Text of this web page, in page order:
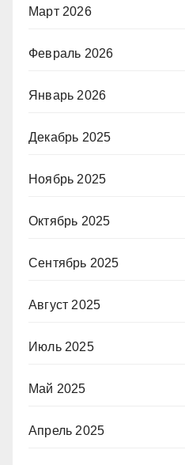
Март 2026
Февраль 2026
Январь 2026
Декабрь 2025
Ноябрь 2025
Октябрь 2025
Сентябрь 2025
Август 2025
Июль 2025
Май 2025
Апрель 2025